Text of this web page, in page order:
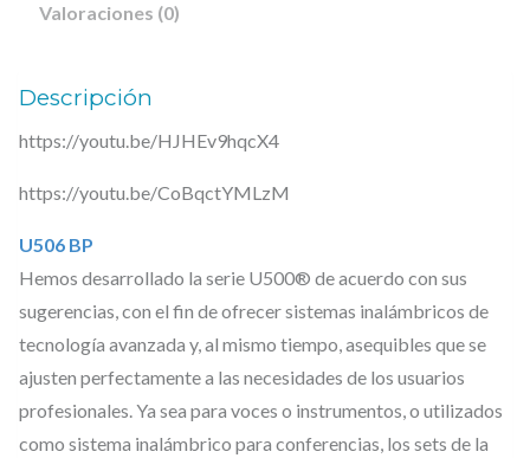
i
s
d
e
P
e
t
Valoraciones (0)
Descripción
https://youtu.be/HJHEv9hqcX4
https://youtu.be/CoBqctYMLzM
U506 BP
Hemos desarrollado la serie U500® de acuerdo con sus
sugerencias, con el fin de ofrecer sistemas inalámbricos de
tecnología avanzada y, al mismo tiempo, asequibles que se
ajusten perfectamente a las necesidades de los usuarios
profesionales. Ya sea para voces o instrumentos, o utilizados
como sistema inalámbrico para conferencias, los sets de la